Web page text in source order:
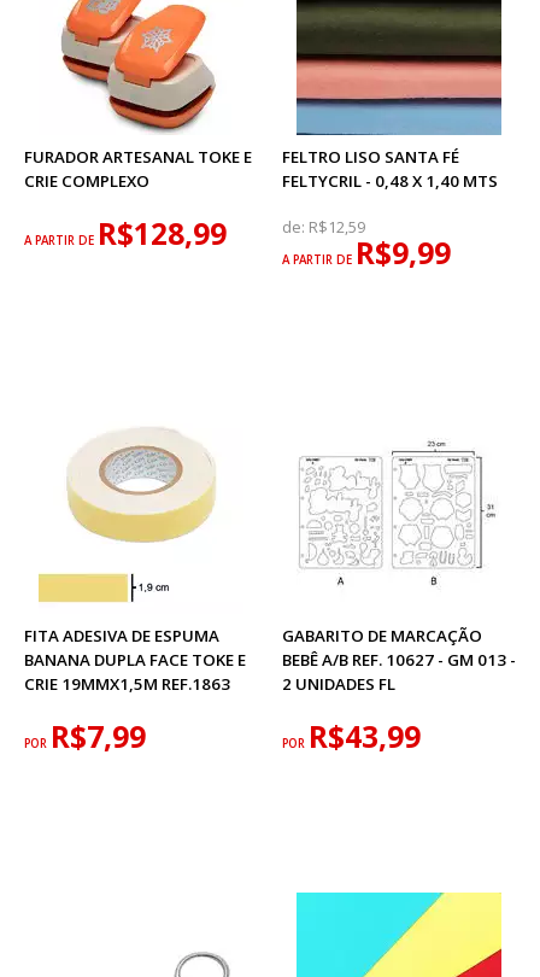
FURADOR ARTESANAL TOKE E
CRIE COMPLEXO
A PARTIR DE R$128,99
FELTRO LISO SANTA FÉ
FELTYCRIL - 0,48 X 1,40 MTS
de: R$12,59
A PARTIR DE R$9,99
FITA ADESIVA DE ESPUMA
BANANA DUPLA FACE TOKE E
CRIE 19MMX1,5M REF.1863
POR R$7,99
GABARITO DE MARCAÇÃO
BEBÊ A/B REF. 10627 - GM 013 -
2 UNIDADES FL
POR R$43,99